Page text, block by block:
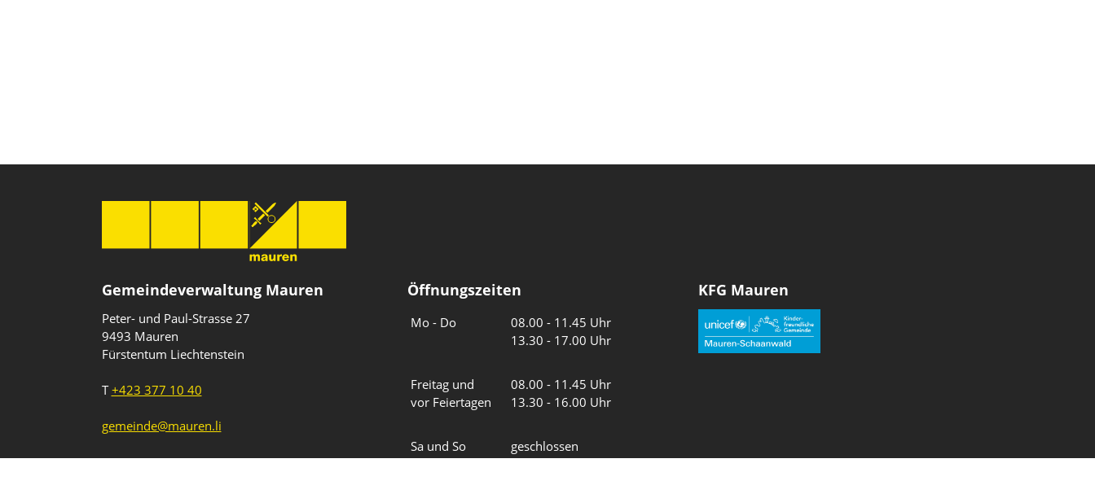
Gemeindeverwaltung Mauren
Peter- und Paul-Strasse 27
9493 Mauren
Fürstentum Liechtenstein
T+423 377 10 40
gemeinde@mauren.li
Öffnungszeiten
Mo - Do
08.00 - 11.45 Uhr
13.30 - 17.00 Uhr
Freitag und
vor Feiertagen
08.00 - 11.45 Uhr
13.30 - 16.00 Uhr
Sa und So geschlossen
KFG Mauren